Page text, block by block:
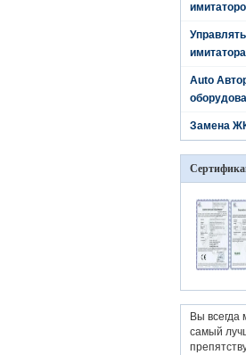
имитатора
Auto
Замена
Вы всегда
самый